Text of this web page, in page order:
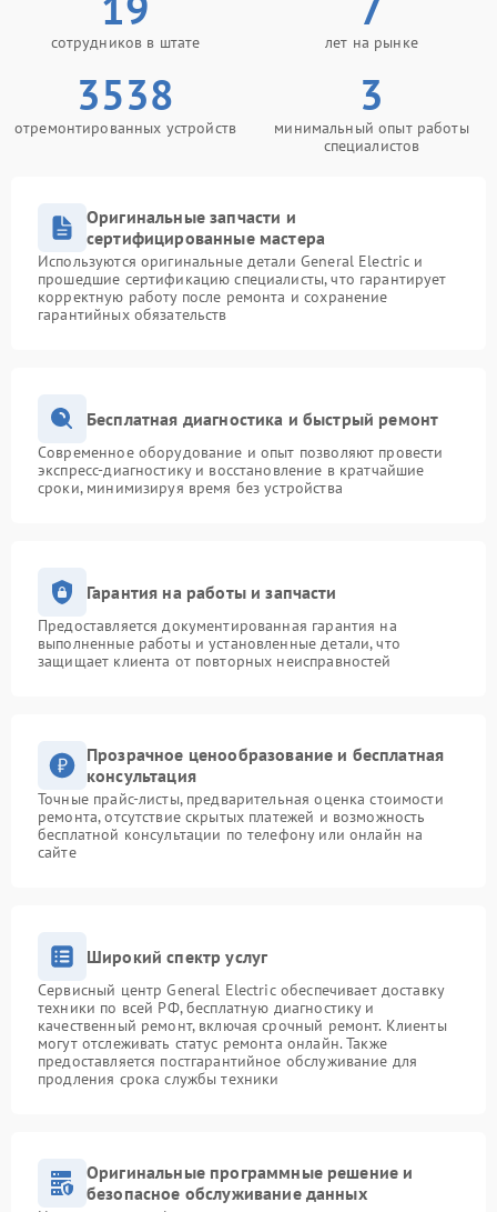
сотрудников в штате лет на рынке
3538
отремонтированных устройств
3
минимальный опыт работы
специалистов
Оригинальные запчасти и
сертифицированные мастера
Используются оригинальные детали General Electric и
прошедшие сертификацию специалисты, что гарантирует
корректную работу после ремонта и сохранение
гарантийных обязательств
Бесплатная диагностика и быстрый ремонт
Современное оборудование и опыт позволяют провести
экспресс-диагностику и восстановление в кратчайшие
сроки, минимизируя время без устройства
Гарантия на работы и запчасти
Предоставляется документированная гарантия на
выполненные работы и установленные детали, что
защищает клиента от повторных неисправностей
Прозрачное ценообразование и бесплатная
консультация
Точные прайс-листы, предварительная оценка стоимости
ремонта, отсутствие скрытых платежей и возможность
бесплатной консультации по телефону или онлайн на
сайте
Широкий спектр услуг
Сервисный центр General Electric обеспечивает доставку
техники по всей РФ, бесплатную диагностику и
качественный ремонт, включая срочный ремонт. Клиенты
могут отслеживать статус ремонта онлайн. Также
предоставляется постгарантийное обслуживание для
продления срока службы техники
Оригинальные программные решение и
безопасное обслуживание данных